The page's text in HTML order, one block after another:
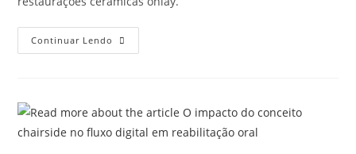
Continuar Lendo